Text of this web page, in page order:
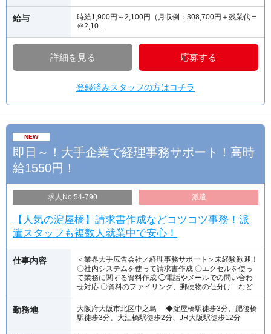
給与
時給1,900円～2,100円（月収例：308,700円＋残業代＝
＠2,10…
詳細を見る 応募する
登録済みスタッフの方はコチラ
NEW
即日～！大手企業で経理事務サポート！高時
給1550円！
求人No:54-790 派遣
【人気の淀屋橋】請求書作成などコツコツ事務！派
遣スタッフも複数人就業中で安心！
仕事内容
＜業界大手広告会社／経理事務サポート＞未経験歓迎！
〇社内システムを使って請求書作成 〇エクセルを使っ
て業務に関する資料作成 ◯電話やメールでの問い合わ
せ対応 〇資料のファイリング、郵便物の仕分け など
勤務地
大阪府大阪市北区中之島 ◆淀屋橋駅徒歩3分、肥後橋
駅徒歩3分、大江橋駅徒歩2分、JR大阪駅徒歩12分